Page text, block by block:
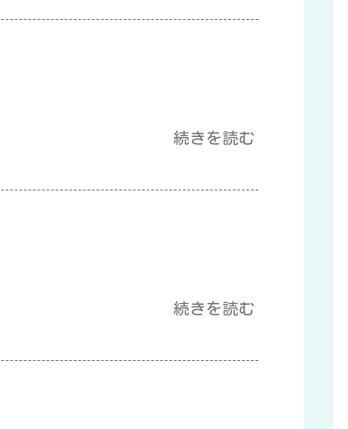
続きを読む
続きを読む